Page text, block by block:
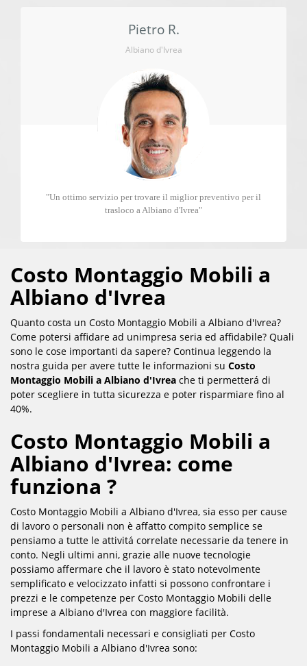
Pietro R.
Albiano d'Ivrea
"Un ottimo servizio per trovare il miglior preventivo per il
trasloco a Albiano d'Ivrea"
Costo Montaggio Mobili a
Albiano d'Ivrea
Quanto costa un Costo Montaggio Mobili a Albiano d'Ivrea?
Come potersi affidare ad unimpresa seria ed affidabile? Quali
sono le cose importanti da sapere? Continua leggendo la
nostra guida per avere tutte le informazioni su Costo
Montaggio Mobili a Albiano d'Ivrea che ti permetterá di
poter scegliere in tutta sicurezza e poter risparmiare fino al
40%.
Costo Montaggio Mobili a
Albiano d'Ivrea: come
funziona ?
Costo Montaggio Mobili a Albiano d'Ivrea, sia esso per cause
di lavoro o personali non è affatto compito semplice se
pensiamo a tutte le attivitá correlate necessarie da tenere in
conto. Negli ultimi anni, grazie alle nuove tecnologie
possiamo affermare che il lavoro è stato notevolmente
semplificato e velocizzato infatti si possono confrontare i
prezzi e le competenze per Costo Montaggio Mobili delle
imprese a Albiano d'Ivrea con maggiore facilità.
I passi fondamentali necessari e consigliati per Costo
Montaggio Mobili a Albiano d'Ivrea sono: